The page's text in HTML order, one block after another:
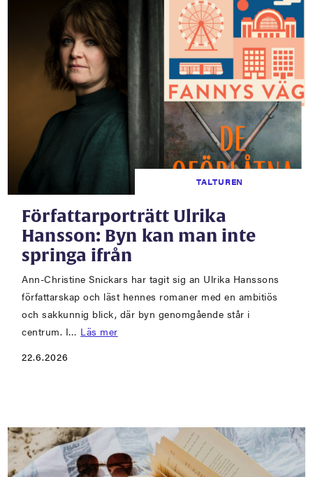
TALTUREN
Författarporträtt Ulrika
Hansson: Byn kan man inte
springa ifrån
Ann-Christine Snickars har tagit sig an Ulrika Hanssons
författarskap och läst hennes romaner med en ambitiös
och sakkunnig blick, där byn genomgående står i
centrum. I… Läs mer
22.6.2026